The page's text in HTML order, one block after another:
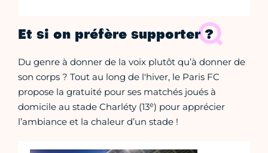
Et si on préfère supporter ?
Du genre à donner de la voix plutôt qu’à donner de
son corps ? Tout au long de l'hiver, le Paris FC
propose la gratuité pour ses matchés joués à
domicile au stade Charléty (13e) pour apprécier
l’ambiance et la chaleur d’un stade !